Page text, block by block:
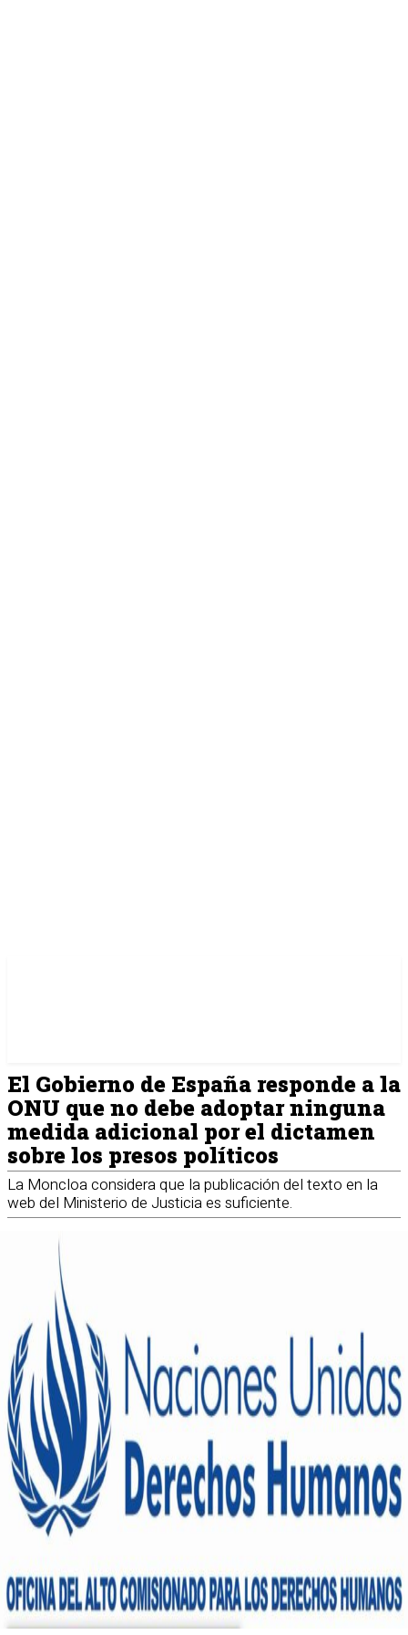
El Gobierno de España responde a la
ONU que no debe adoptar ninguna
medida adicional por el dictamen
sobre los presos políticos
La Moncloa considera que la publicación del texto en la
web del Ministerio de Justicia es suficiente.